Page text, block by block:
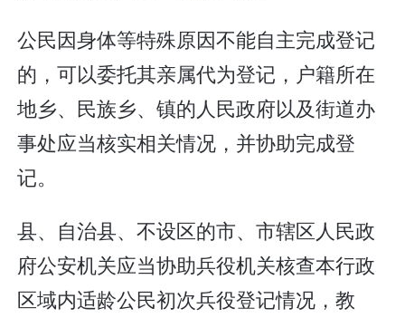
公民因身体等特殊原因不能自主完成登记
的，可以委托其亲属代为登记，户籍所在
地乡、民族乡、镇的人民政府以及街道办
事处应当核实相关情况，并协助完成登
记。
县、自治县、不设区的市、市辖区人民政
府公安机关应当协助兵役机关核查本行政
区域内适龄公民初次兵役登记情况，教